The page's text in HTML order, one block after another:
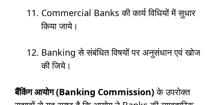
Commercial Banks की कार्य विधियों में सुधार
किया जाये।
Banking से संबंधित विषयों पर अनुसंधान एवं खोज
की जिये।
बैंकिंग आयोग (Banking Commission)के उपरोक्त